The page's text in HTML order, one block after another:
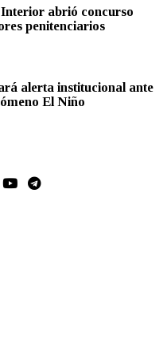
abrió concurso
penitenciarios
alerta institucional ante
El Niño